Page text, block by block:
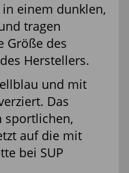
einem dunklen,
tragen
Größe des
Herstellers.
und mit
Das
sportlichen,
auf die mit
bei SUP